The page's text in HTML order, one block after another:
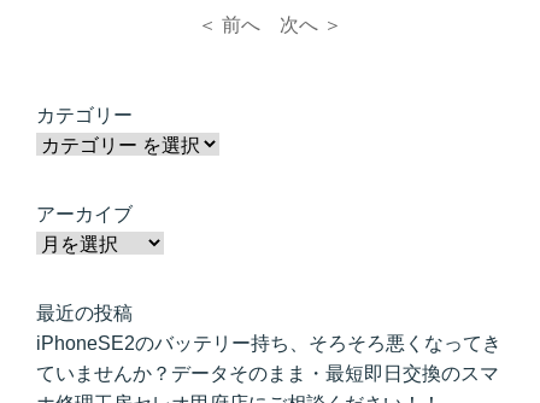
＜ 前へ 次へ ＞
カテゴリー
アーカイブ
最近の投稿
iPhoneSE2のバッテリー持ち、そろそろ悪くなってき
ていませんか？データそのまま・最短即日交換のスマ